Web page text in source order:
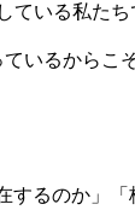
ている私たち
いるからこ
するのか」